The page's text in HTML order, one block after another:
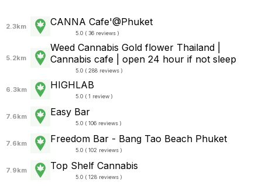
2.3km CANNA Cafe'@Phuket
5.0 ( 36 reviews )
5.2km
Weed Cannabis Gold flower Thailand |
Cannabis cafe | open 24 hour if not sleep
5.0 ( 288 reviews )
6.3km HIGHLAB
5.0 ( 1 review )
7.6km Easy Bar
5.0 ( 106 reviews )
7.6km Freedom Bar - Bang Tao Beach Phuket
5.0 ( 102 reviews )
7.9km Top Shelf Cannabis
5.0 ( 128 reviews )